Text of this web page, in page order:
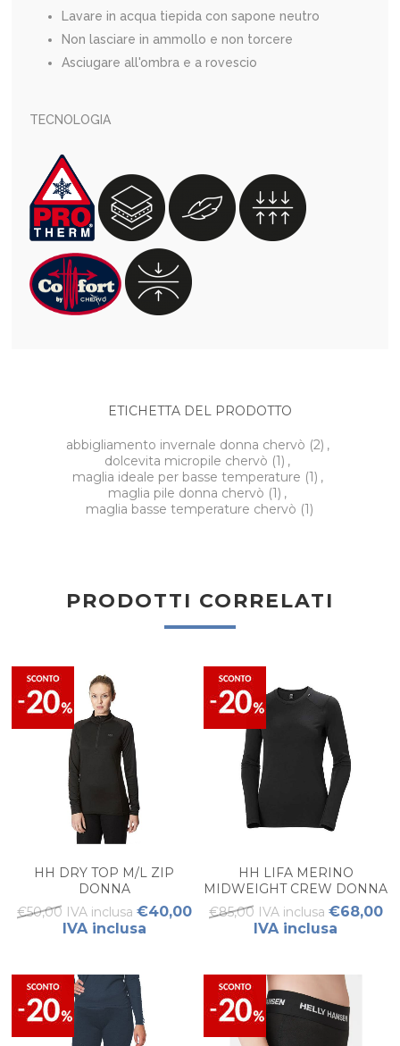
Lavare in acqua tiepida con sapone neutro
Non lasciare in ammollo e non torcere
Asciugare all'ombra e a rovescio
TECNOLOGIA
ETICHETTA DEL PRODOTTO
abbigliamento invernale donna chervò (2) ,
dolcevita micropile chervò (1) ,
maglia ideale per basse temperature (1) ,
maglia pile donna chervò (1) ,
maglia basse temperature chervò (1)
PRODOTTI CORRELATI
HH DRY TOP M/L ZIP
DONNA
€50,00 IVA inclusa €40,00
IVA inclusa
HH LIFA MERINO
MIDWEIGHT CREW DONNA
€85,00 IVA inclusa €68,00
IVA inclusa